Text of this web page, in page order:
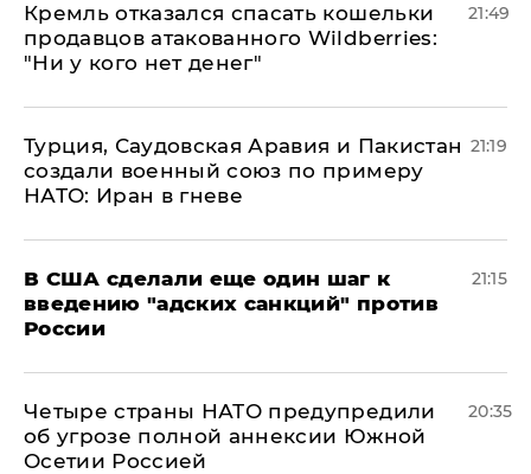
Кремль отказался спасать кошельки
продавцов атакованного Wildberries:
"Ни у кого нет денег"
21:49
Турция, Саудовская Аравия и Пакистан
создали военный союз по примеру
НАТО: Иран в гневе
21:19
В США сделали еще один шаг к
введению "адских санкций" против
России
21:15
Четыре страны НАТО предупредили
об угрозе полной аннексии Южной
Осетии Россией
20:35